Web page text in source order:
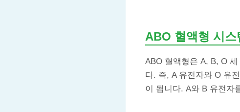
ABO 혈액형 시스
ABO 혈액형은 A, B, O
다. 즉, A 유전자와 O 유
이 됩니다. A와 B 유전자